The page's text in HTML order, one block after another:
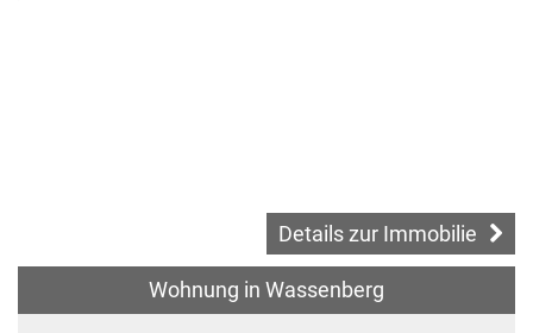
Details zur Immobilie
Wohnung in Wassenberg